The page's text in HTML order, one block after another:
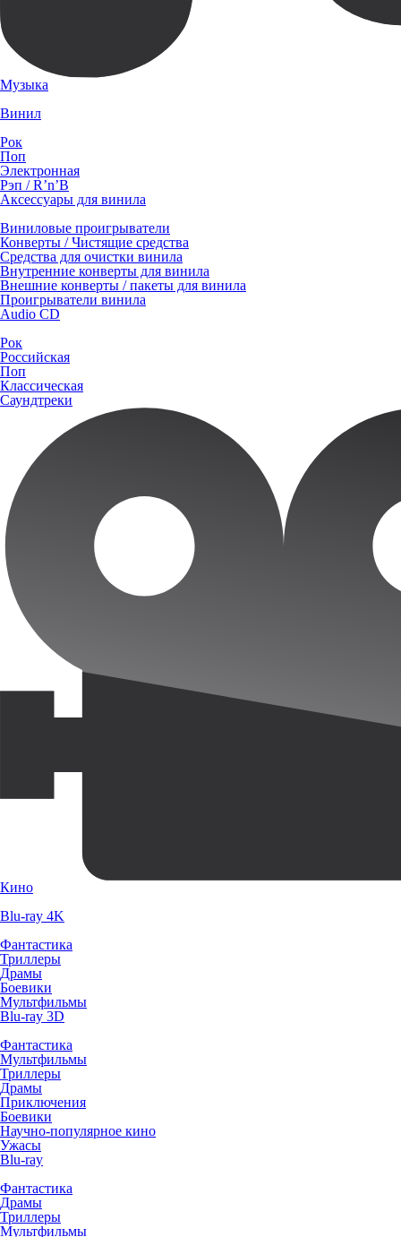
Музыка
Винил
Рок
Поп
Электронная
Рэп / R’n’B
Аксессуары для винила
Виниловые проигрыватели
Конверты / Чистящие средства
Средства для очистки винила
Внутренние конверты для винила
Внешние конверты / пакеты для винила
Проигрыватели винила
Audio CD
Рок
Российская
Поп
Классическая
Саундтреки
Кино
Blu-ray 4K
Фантастика
Триллеры
Драмы
Боевики
Мультфильмы
Blu-ray 3D
Фантастика
Мультфильмы
Триллеры
Драмы
Приключения
Боевики
Научно-популярное кино
Ужасы
Blu-ray
Фантастика
Драмы
Триллеры
Мультфильмы